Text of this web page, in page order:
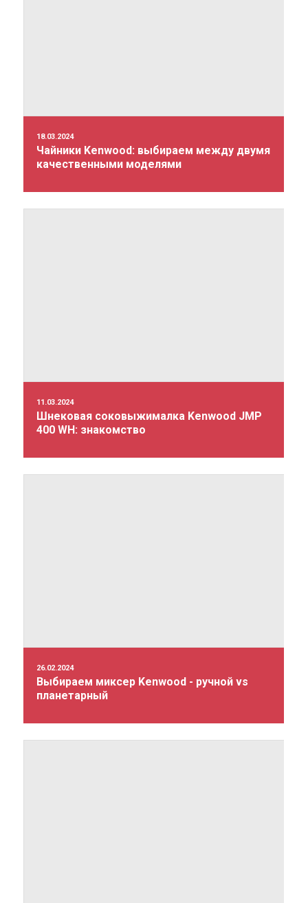
18.03.2024
Чайники Kenwood: выбираем между двумя
качественными моделями
11.03.2024
Шнековая соковыжималка Kenwood JMP
400 WH: знакомство
26.02.2024
Выбираем миксер Kenwood - ручной vs
планетарный